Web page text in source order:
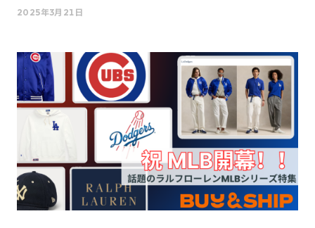
2025年3月21日